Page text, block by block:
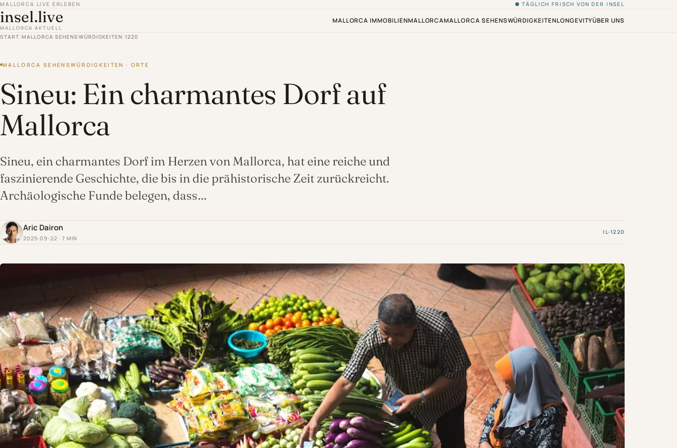
MALLORCA LIVE ERLEBEN ● TÄGLICH FRISCH VON DER INSEL
insel.live
MALLORCA AKTUELL
MALLORCA IMMOBILIENMALLORCAMALLORCA SEHENSWÜRDIGKEITENLONGEVITYÜBER UNS
START /MALLORCA SEHENSWÜRDIGKEITEN 1220
MALLORCA SEHENSWÜRDIGKEITEN · ORTE
Sineu: Ein charmantes Dorf auf
Mallorca
Sineu, ein charmantes Dorf im Herzen von Mallorca, hat eine reiche und
faszinierende Geschichte, die bis in die prähistorische Zeit zurückreicht.
Archäologische Funde belegen, dass…
Aric Dairon
2025-09-22 · 7 MIN
IL-1220